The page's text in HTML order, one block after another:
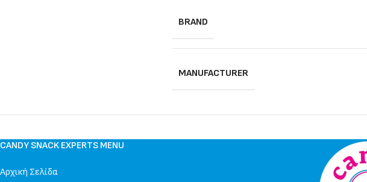
BRAND
MANUFACTURER
CANDY SNACK EXPERTS MENU
Αρχική Σελίδα